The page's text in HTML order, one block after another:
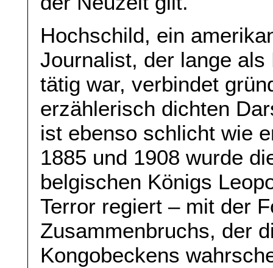
Hochschild, ein
Journalist, der lange
tätig war, verbindet
erzählerisch dichten
ist ebenso schlicht wie
1885 und 1908 wurde
belgischen Königs
Terror regiert – mit der
Zusammenbruchs, der
Kongobeckens